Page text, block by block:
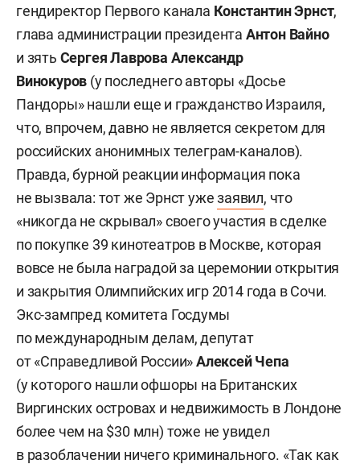
гендиректор Первого канала Константин Эрнст,
глава администрации президента Антон Вайно
и зять Сергея Лаврова Александр
Винокуров (у последнего авторы «Досье
Пандоры» нашли еще и гражданство Израиля,
что, впрочем, давно не является секретом для
российских анонимных телеграм-каналов).
Правда, бурной реакции информация пока
не вызвала: тот же Эрнст ужезаявил, что
«никогда не скрывал» своего участия в сделке
по покупке 39 кинотеатров в Москве, которая
вовсе не была наградой за церемонии открытия
и закрытия Олимпийских игр 2014 года в Сочи.
Экс-зампред комитета Госдумы
по международным делам, депутат
от «Справедливой России»Алексей Чепа
(у которого нашли офшоры на Британских
Виргинских островах и недвижимость в Лондоне
более чем на $30 млн) тоже не увидел
в разоблачении ничего криминального. «Так как